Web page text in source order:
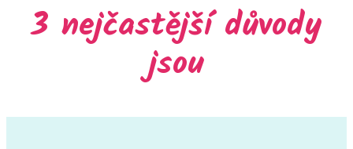
3 nejčastější důvody
jsou